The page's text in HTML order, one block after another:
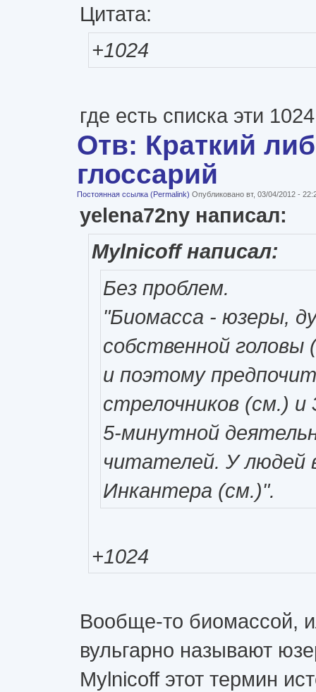
Цитата:
+1024
где есть списка эти
Отв: Краткий
глоссарий
Постоянная ссылка (Permalink) Опубликовано вт, 03/04/2012 -
yelena72ny написал:
Mylnicoff написал:
Без проблем.
"Биомасса - юзеры,
собственной головы
и поэтому
стрелочников (см.) и
5-минутной
читателей. У
Инкантера (см.)".
+1024
Вообще-то биомассой,
вульгарно называют
Mylnicoff этот термин